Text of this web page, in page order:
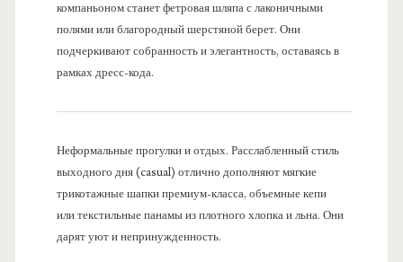
компаньоном станет фетровая шляпа с лаконичными
полями или благородный шерстяной берет. Они
подчеркивают собранность и элегантность, оставаясь в
рамках дресс-кода.
Неформальные прогулки и отдых. Расслабленный стиль
выходного дня (casual) отлично дополняют мягкие
трикотажные шапки премиум-класса, объемные кепи
или текстильные панамы из плотного хлопка и льна. Они
дарят уют и непринужденность.